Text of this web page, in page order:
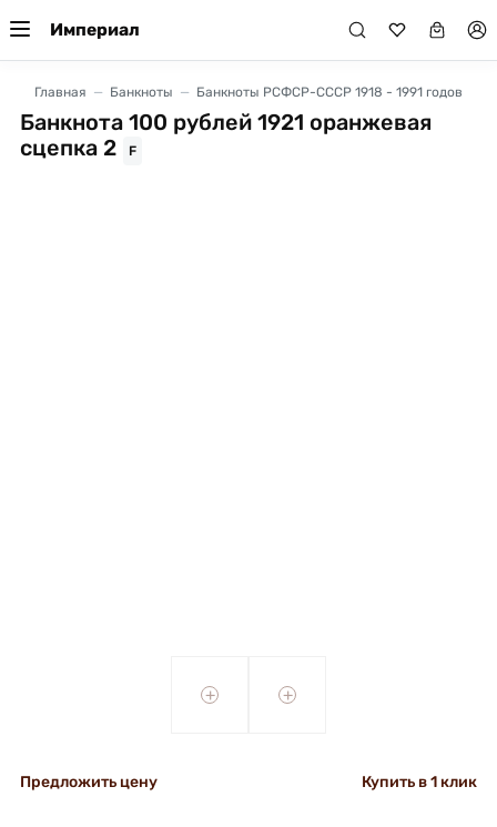
Империал
Главная Банкноты Банкноты РСФСР-СССР 1918 - 1991 годов
Банкнота 100 рублей 1921 оранжевая
сцепка 2
F
+ +
Предложить цену Купить в 1 клик